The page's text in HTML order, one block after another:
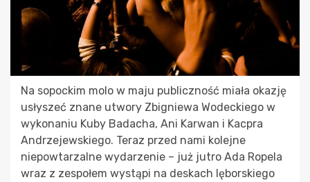
Na sopockim molo w maju publiczność miała okazję
usłyszeć znane utwory Zbigniewa Wodeckiego w
wykonaniu Kuby Badacha, Ani Karwan i Kacpra
Andrzejewskiego. Teraz przed nami kolejne
niepowtarzalne wydarzenie – już jutro Ada Ropela
wraz z zespołem wystąpi na deskach lęborskiego